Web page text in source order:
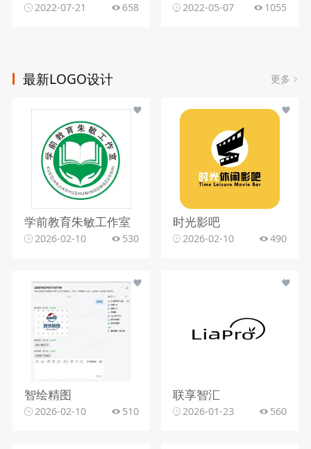
2022-07-21 658 2022-05-07 1055
最新LOGO设计 更多
学前教育朱敏工作室
2026-02-10 530
时光影吧
2026-02-10 490
智绘精图
2026-02-10 510
联享智汇
2026-01-23 560